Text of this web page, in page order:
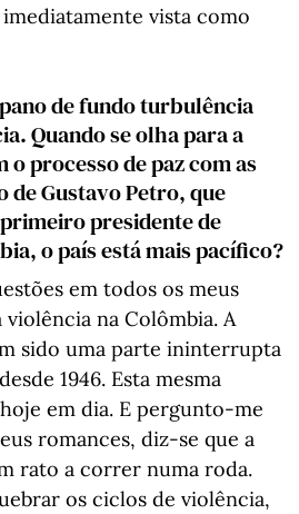
vista como
de fundo turbulência
Quando se olha para a
processo de paz com as
de Gustavo Petro, que
presidente de
o país está mais pacífico?
em todos os meus
na Colômbia. A
sido uma parte ininterrupta
1946. Esta mesma
em dia. E pergunto-me
romances, diz-se que a
rato a correr numa roda.
os ciclos de violência,